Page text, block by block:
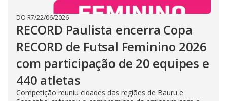
DO R7/22/06/2026
RECORD Paulista encerra Copa
RECORD de Futsal Feminino 2026
com participação de 20 equipes e
440 atletas
Competição reuniu cidades das regiões de Bauru e